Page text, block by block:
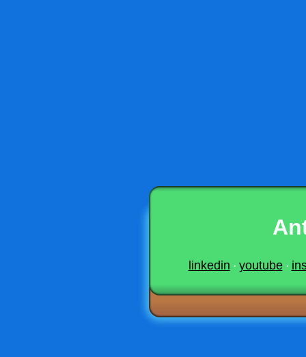
linkedin · youtube·